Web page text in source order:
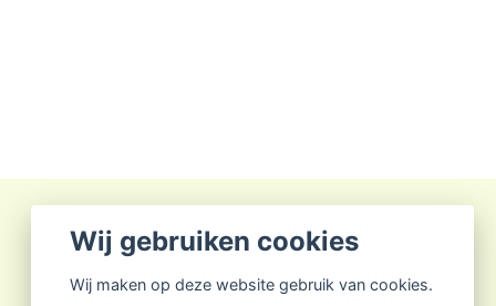
Wij gebruiken cookies
Wij maken op deze website gebruik van cookies.